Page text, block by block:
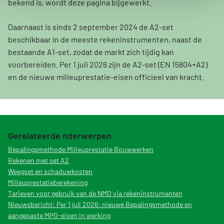
bekend is, wordt deze pagina bijgewerkt.
Daarnaast is sinds 2 september 2024 de A2-set
beschikbaar in de meeste rekeninstrumenten, naast de
bestaande A1-set, zodat de markt zich tijdig kan
voorbereiden. Per 1 juli 2026 zijn de A2-set (EN 15804+A2)
en de nieuwe milieuprestatie-eisen officieel van kracht.
Gerelateerde nderwerpen
Bepalingsmethode Milieuprestatie Bouwwerken
Rekenen met set A2
Weegset en schaduwkosten
Milieuprestatieberekening
Tarieven voor gebruik van de NMD via rekeninstrumenten
Nieuwsbericht: Per 1 juli 2026: nieuwe Bepalingsmethode en
aangepaste MPG-eisen in werking